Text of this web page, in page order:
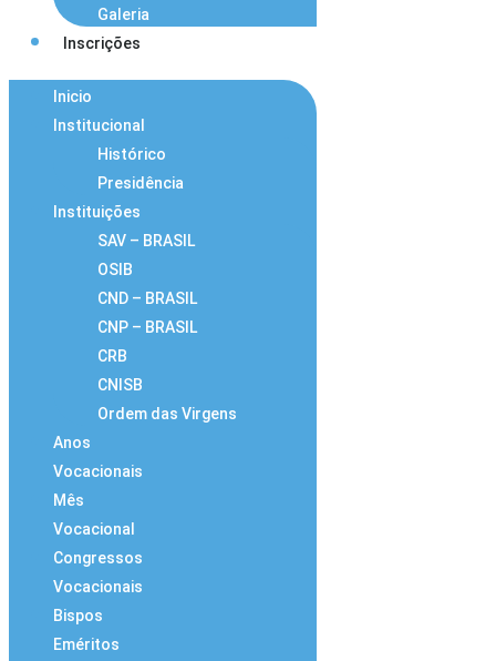
Galeria
Inscrições
Inicio
Institucional
Histórico
Presidência
Instituições
SAV – BRASIL
OSIB
CND – BRASIL
CNP – BRASIL
CRB
CNISB
Ordem das Virgens
Anos
Vocacionais
Mês
Vocacional
Congressos
Vocacionais
Bispos
Eméritos